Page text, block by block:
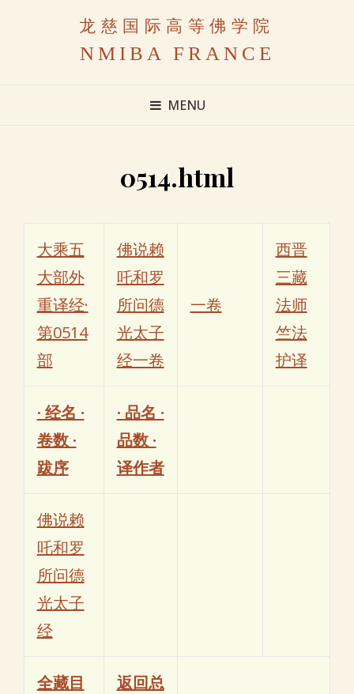
龙慈国际高等佛学院
NMIBA FRANCE
MENU
0514.html
大乘五
大部外
重译经·
第0514
部
佛说赖
吒和罗
所问德
光太子
经一卷
一卷
西晋
三藏
法师
竺法
护译
· 经名 ·
卷数 ·
跋序
· 品名 ·
品数 ·
译作者
佛说赖
吒和罗
所问德
光太子
经
全藏目
返回总